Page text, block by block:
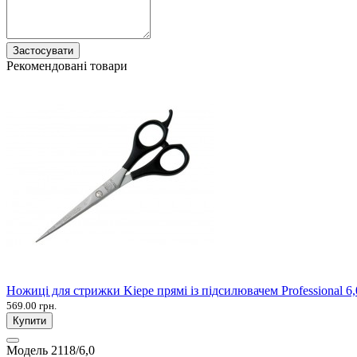
Застосувати
Рекомендовані товари
Ножиці для стрижки Kiepe прямі із підсилювачем Professional
569.00 грн.
Купити
Модель 2118/6,0